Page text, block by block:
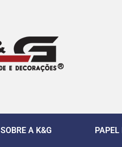
SOBRE A K&G PAPEL